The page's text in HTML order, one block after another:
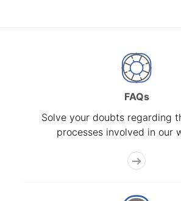
FAQs
Solve your doubts regarding
processes involved in our